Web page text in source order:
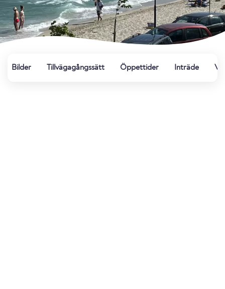
Bilder Tillvägagångssätt Öppettider Inträde